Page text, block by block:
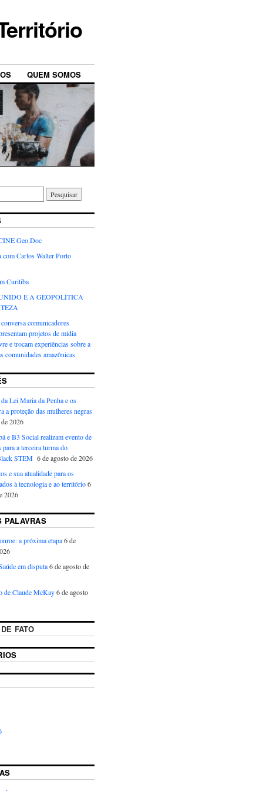
QUEM SOMOS
Geo.Doc
com Carlos Walter Porto
Curitiba
E A GEOPOLÍTICA
comunicadores
projetos de mídia
e trocam experiências sobre a
comunidades amazônicas
Lei Maria da Penha e os
a proteção das mulheres negras
2026
e B3 Social realizam evento de
para a terceira turma do
STEM 6 de agosto de 2026
e sua atualidade para os
à tecnologia e ao território6
2026
PALAVRAS
a próxima etapa6 de
em disputa6 de agosto de
de Claude McKay6 de agosto
FATO